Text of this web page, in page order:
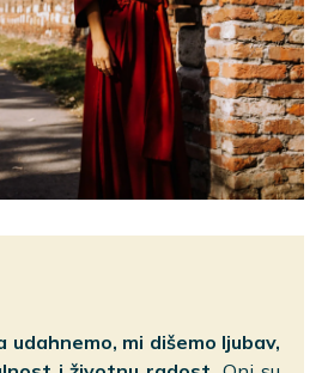
udahnemo, mi dišemo ljubav,